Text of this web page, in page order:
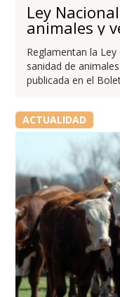
Ley
animales y
Reglamentan la
sanidad de
publicada en el
ACTUALIDAD